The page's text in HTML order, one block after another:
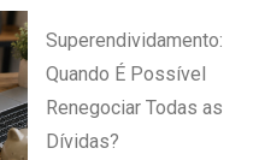
Superendividamento:
Quando É Possível
Renegociar Todas as
Dívidas?